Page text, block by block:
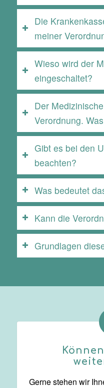
Die
meiner
Wieso wird der
eingeschaltet?
Der
Verordnung.
Gibt es bei den
beachten?
Was bedeutet
Kann die
Grundlagen
Gerne stehen wir